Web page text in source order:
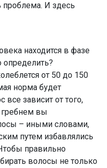
проблема. И здесь
находится в фазе
определить?
от 50 до 150
норма будет
все зависит от того,
гребнем вы
– иными словами,
путем избавлялись
правильно
волосы не только